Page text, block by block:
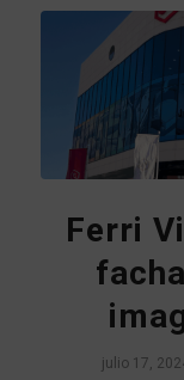
Ferri
julio 17,